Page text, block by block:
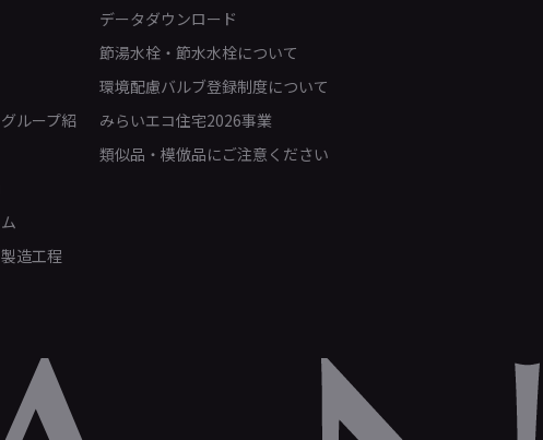
ループ紹
造工程
データダウンロード
節湯水栓・節水水栓について
環境配慮バルブ登録制度について
みらいエコ住宅2026事業
類似品・模倣品にご注意ください